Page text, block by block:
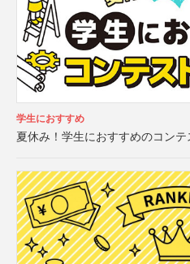
学生におすすめ
夏休み！学生におすすめのコンテ